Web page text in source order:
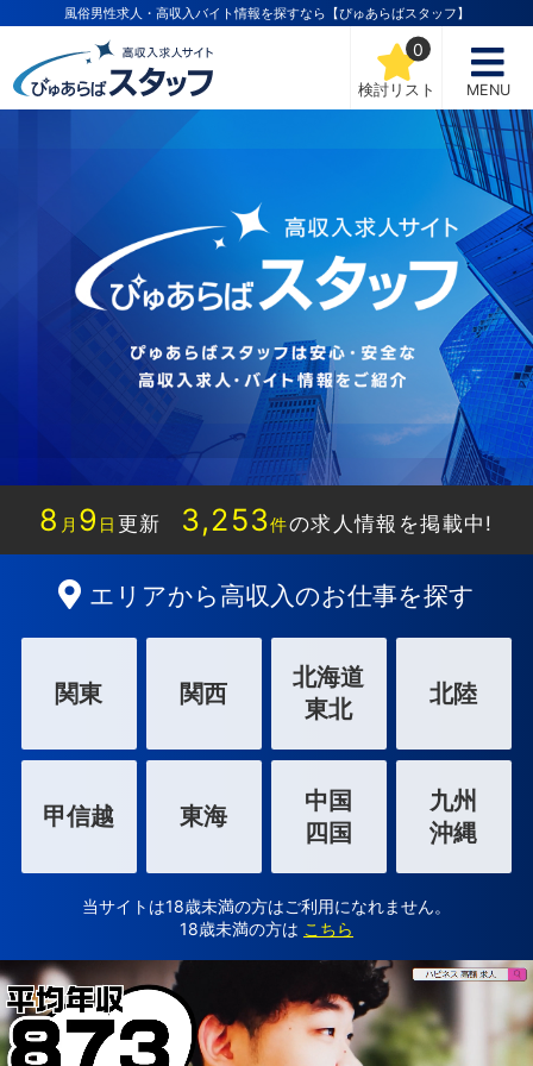
風俗男性求人・高収入バイト情報を探すなら【ぴゅあらばスタッフ】
検討リスト
0
MENU
8 月 9 日 更新 3,253件の求人情報を掲載中!
エリアから高収入のお仕事を探す
関東 関西
北海道
東北
北陸
甲信越 東海
中国
四国
九州
沖縄
当サイトは18歳未満の方はご利用になれません。
18歳未満の方は こちら